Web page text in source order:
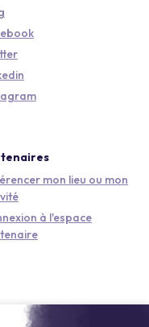
mon lieu ou mon
à l'espace